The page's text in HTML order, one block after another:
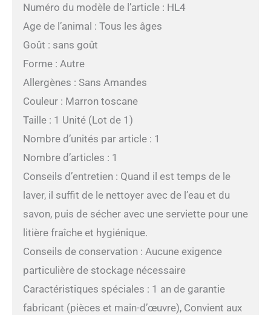
Numéro du modèle de l’article : HL4
Age de l’animal : Tous les âges
Goût : sans goût
Forme : Autre
Allergènes : Sans Amandes
Couleur : Marron toscane
Taille : 1 Unité (Lot de 1)
Nombre d’unités par article : 1
Nombre d’articles : 1
Conseils d’entretien : Quand il est temps de le
laver, il suffit de le nettoyer avec de l’eau et du
savon, puis de sécher avec une serviette pour une
litière fraîche et hygiénique.
Conseils de conservation : Aucune exigence
particulière de stockage nécessaire
Caractéristiques spéciales : 1 an de garantie
fabricant (pièces et main-d’œuvre), Convient aux